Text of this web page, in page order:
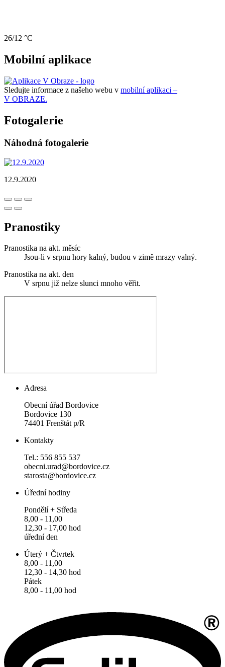
26/12 °C
Mobilní aplikace
Sledujte informace z našeho webu v mobilní aplikaci –
V OBRAZE.
Fotogalerie
Náhodná fotogalerie
12.9.2020
Pranostiky
Pranostika na akt. měsíc
Jsou-li v srpnu hory kalný, budou v zimě mrazy valný.
Pranostika na akt. den
V srpnu již nelze slunci mnoho věřit.
Adresa
Obecní úřad Bordovice
Bordovice 130
74401 Frenštát p/R
Kontakty
Tel.: 556 855 537
obecni.urad@bordovice.cz
starosta@bordovice.cz
Úřední hodiny
Pondělí + Středa
8,00 - 11,00
12,30 - 17,00 hod
úřední den
Úterý + Čtvrtek
8,00 - 11,00
12,30 - 14,30 hod
Pátek
8,00 - 11,00 hod